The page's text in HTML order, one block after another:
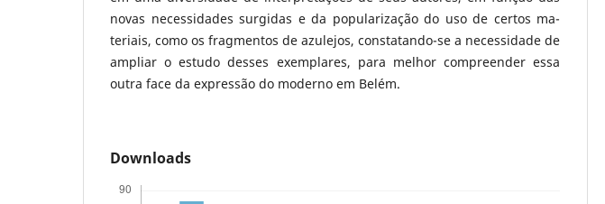
novas necessidades surgidas e da popularização do uso de certos ma-
teriais, como os fragmentos de azulejos, constatando-se a necessidade de
ampliar o estudo desses exemplares, para melhor compreender essa
outra face da expressão do moderno em Belém.
Downloads